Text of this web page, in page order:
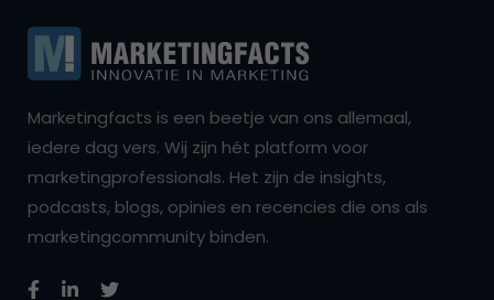
Marketingfacts is een beetje van ons allemaal,
iedere dag vers. Wij zijn hét platform voor
marketingprofessionals. Het zijn de insights,
podcasts, blogs, opinies en recencies die ons als
marketingcommunity binden.